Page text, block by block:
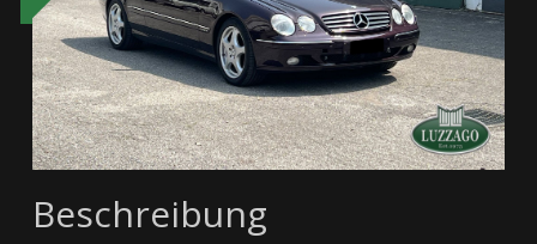
Beschreibung